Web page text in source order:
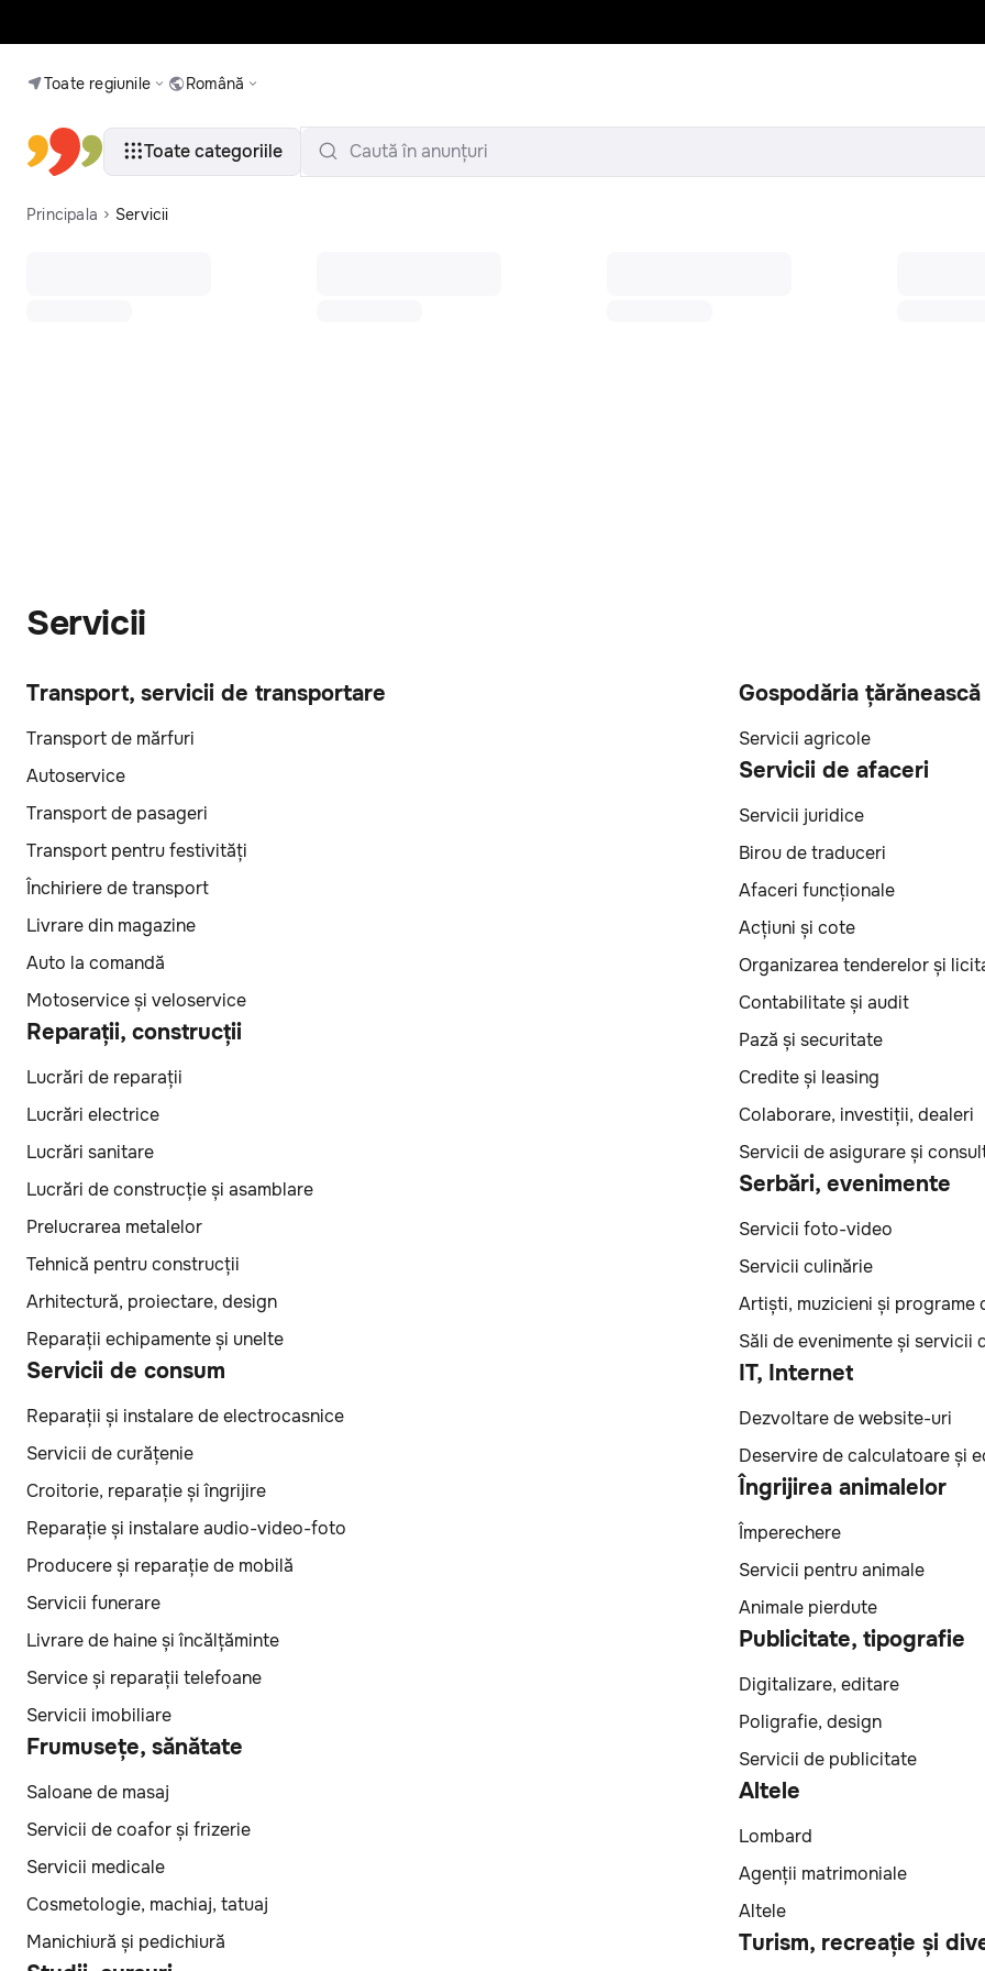
Toate regiunile Română
Toate categoriile Caută în anunțuri
Principala Servicii
Servicii
Transport, servicii de transportare
Transport de mărfuri
Autoservice
Transport de pasageri
Transport pentru festivități
Închiriere de transport
Livrare din magazine
Auto la comandă
Мotoservice și veloservice
Reparații, construcții
Lucrări de reparații
Lucrări electrice
Lucrări sanitare
Lucrări de construcție și asamblare
Prelucrarea metalelor
Tehnică pentru construcții
Arhitectură, proiectare, design
Reparații echipamente și unelte
Servicii de consum
Reparații și instalare de electrocasnice
Servicii de curățenie
Croitorie, reparație și îngrijire
Reparație și instalare audio-video-foto
Producere și reparație de mobilă
Servicii funerare
Livrare de haine și încălțăminte
Service și reparații telefoane
Servicii imobiliare
Frumusețe, sănătate
Saloane de masaj
Servicii de coafor și frizerie
Servicii medicale
Cosmetologie, machiaj, tatuaj
Manichiură și pedichiură
Gospodăria țărănească
Servicii agricole
Servicii de afaceri
Servicii juridice
Birou de traduceri
Afaceri funcționale
Acțiuni și cote
Organizarea tenderelor și
Contabilitate și audit
Pază și securitate
Credite și leasing
Colaborare, investiții, dealeri
Servicii de asigurare și
Serbări, evenimente
Servicii foto-video
Servicii culinărie
Artiști, muzicieni și programe
Săli de evenimente și servicii
IT, Internet
Dezvoltare de website-uri
Deservire de calculatoare și
Îngrijirea animalelor
Împerechere
Servicii pentru animale
Animale pierdute
Publicitate, tipografie
Digitalizare, editare
Poligrafie, design
Servicii de publicitate
Altele
Lombard
Agenții matrimoniale
Altele
Turism, recreație și